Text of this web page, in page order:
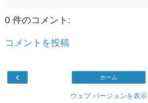
0 件のコメント:
コメントを投稿
‹ ホーム
ウェブ バージョンを表示